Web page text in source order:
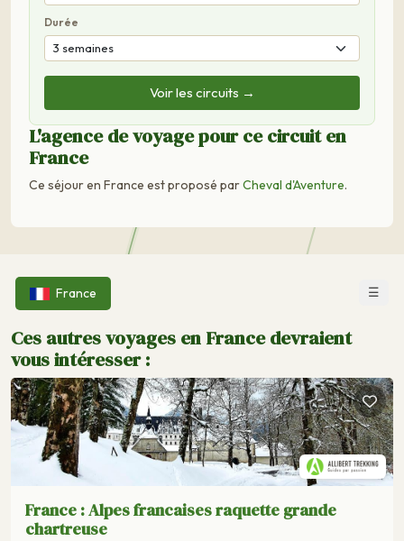
Durée
Voir les circuits →
L'agence de voyage pour ce circuit en
France
Ce séjour en France est proposé parCheval d'Aventure.
France ☰
Ces autres voyages en France devraient
vous intéresser :
France : Alpes francaises raquette grande
chartreuse